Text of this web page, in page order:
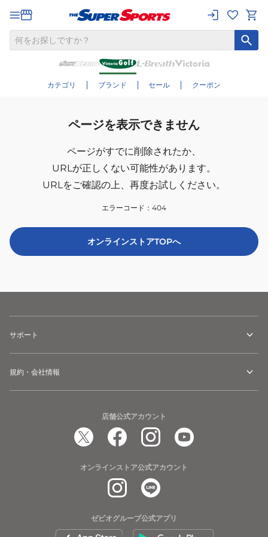
カテゴリ ブランド セール クーポン
ページを表示できません
ページがすでに削除されたか、
URLが正しくない可能性があります。
URLをご確認の上、再度お試しください。
エラーコード： 404
オンラインストアTOPへ
サポート
規約・会社情報
店舗公式アカウント
オンラインストア公式アカウント
ゼビオグループ公式アプリ